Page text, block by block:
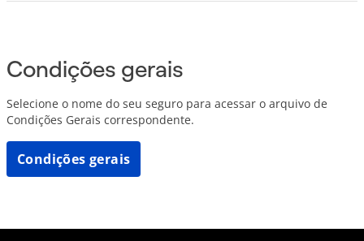
Condições gerais
Selecione o nome do seu seguro para acessar o arquivo de
Condições Gerais correspondente.
Condições gerais